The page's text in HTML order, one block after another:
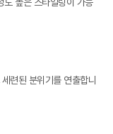
도 높은 스타일링이 가능
련된 분위기를 연출합니